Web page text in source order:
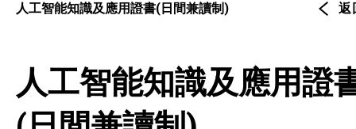
通用技能課程
少數族裔人士課程
人工智能知識及應用證書(日間兼讀制) 返
人工智能知識及應用證